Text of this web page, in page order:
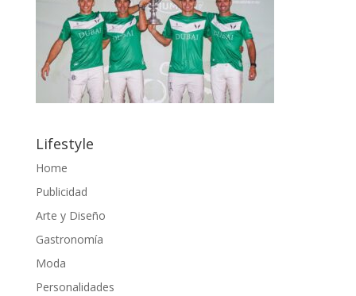
Lifestyle
Home
Publicidad
Arte y Diseño
Gastronomía
Moda
Personalidades